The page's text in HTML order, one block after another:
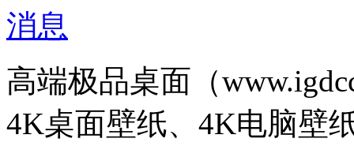
高端极品桌面（
4K桌面壁纸、4K电脑壁